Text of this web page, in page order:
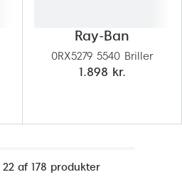
Ray-Ban
0RX5279 5540 Briller
1.898 kr.
af 178 produkter